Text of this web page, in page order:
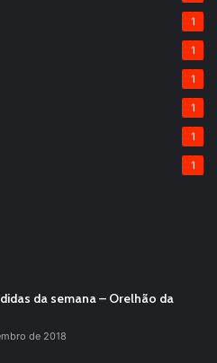
1
1
1
1
1
1
da semana – Orelhão da
de 2018